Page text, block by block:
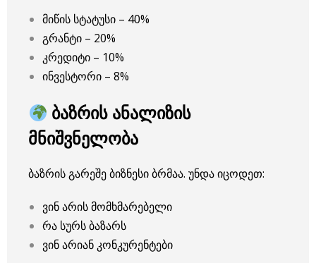
მიწის სტატუსი – 40%
გრანტი – 20%
კრედიტი – 10%
ინვესტორი – 8%
ბაზრის ანალიზის
მნიშვნელობა
ბაზრის გარეშე ბიზნესი ბრმაა. უნდა იცოდეთ:
ვინ არის მომხმარებელი
რა სურს ბაზარს
ვინ არიან კონკურენტები